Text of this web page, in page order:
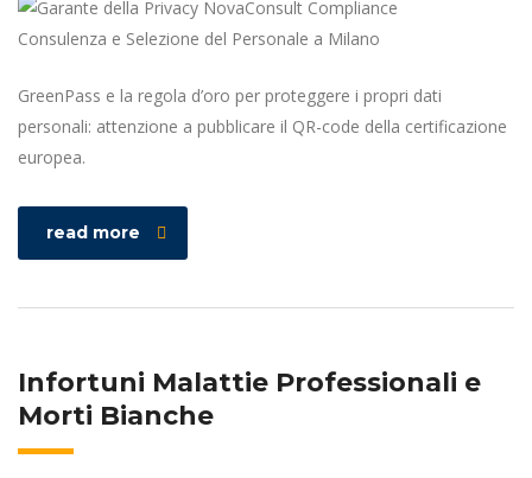
GreenPass e la regola d’oro per proteggere i propri dati
personali: attenzione a pubblicare il QR-code della certificazione
europea.
read more
Infortuni Malattie Professionali e
Morti Bianche